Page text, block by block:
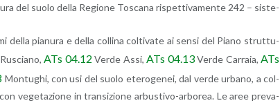
del suolo della Re­gio­ne To­sca­na ri­spet­ti­va­men­te 242 – si­ste­
della pia­nu­ra e della col­li­na col­ti­va­te ai sensi del Piano strut­tu­
ATs 04.12 Verde Assi,ATs 04.13Verde Car­ra­ia,ATs
Mon­tu­ghi, con usi del suolo ete­ro­ge­nei, dal verde ur­ba­no, a col­
ve­ge­ta­zio­ne in tran­si­zio­ne ar­bu­sti­vo-ar­bo­rea. Le aree pre­va­